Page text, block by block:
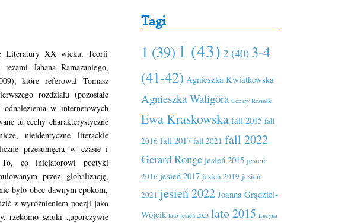
Literatury XX wieku, Teorii
Jahana Ramazaniego,
które referował Tomasz
rozdziału (pozostałe
w internetowych
tu cechy charakterystyczne
nieidentyczne literackie
przesunięcia w czasie i
To, co inicjatorowi poetyki
przez globalizację,
było obce dawnym epokom,
z wyróżnieniem poezji jako
rzekomo sztuki „uporczywie
Tagi
1 (39) 1 (43) 2 (40) 3-4
(41-42) Agnieszka Kwiatkowska
Agnieszka Waligóra Cezary Rosiński
Ewa Kraskowska fall 2015 fall
2016 fall 2017 fall 2021 fall 2022
Gerard Ronge jesień 2015 jesień
2016 jesień 2017 jesień 2019 jesień
2021 jesień 2022 Joanna Grądziel-
Wójcik lato-jesień 2023 lato 2015 Lucyna